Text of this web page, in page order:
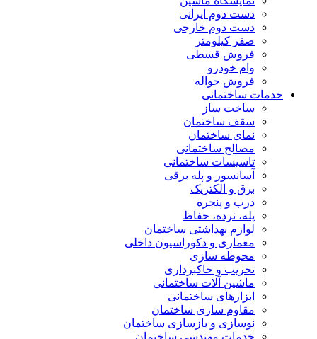
دست دوم ایرانی
دست دوم خارجی
صفر کیلومتر
فروش قسطی
وام خودرو
فروش حواله
خدمات ساختمانی
ساخت ساز
سقف ساختمان
نمای ساختمان
مصالح ساختمانی
تاسیسات ساختمانی
آسانسور و پله برقی
برق و الکتریک
درب و پنجره
پله، نرده، حفاظ
لوازم بهداشتی ساختمان
معماری و دکوراسیون داخلی
محوطه سازی
تخریب و خاکبرداری
ماشین آلات ساختمانی
ابزارهای ساختمانی
مقاوم سازی ساختمان
نوسازی و بازسازی ساختمان